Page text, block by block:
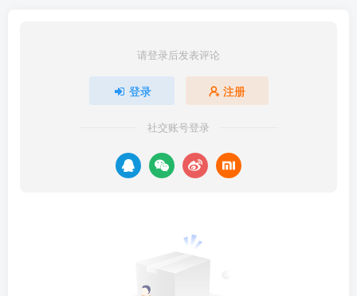
请登录后发表评论
登录 注册
社交账号登录